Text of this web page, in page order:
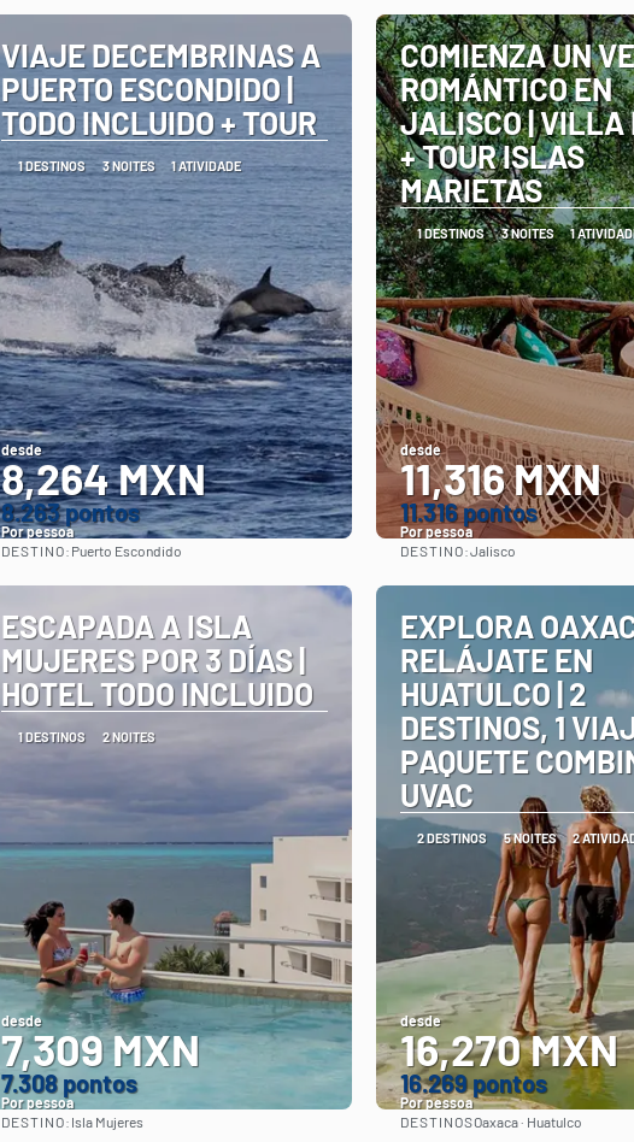
VIAJE DECEMBRINAS A
PUERTO ESCONDIDO |
TODO INCLUIDO + TOUR
1 DESTINOS 3 NOITES 1 ATIVIDADE
desde
8,264 MXN
8.263 pontos
Por pessoa
Vejo
DESTINO: Puerto Escondido
COMIENZA UN
ROMÁNTICO EN
JALISCO |
+ TOUR ISLAS
MARIETAS
1 DESTINOS 3 NOITES 1
desde
11,316 MXN
11.316 pontos
Por pessoa
DESTINO:Jalisco
ESCAPADA A ISLA
MUJERES POR 3 DÍAS |
HOTEL TODO INCLUIDO
1 DESTINOS 2 NOITES
desde
7,309 MXN
7.308 pontos
Por pessoa
DESTINO: Isla Mujeres
EXPLORA
RELÁJATE EN
HUATULCO | 2
DESTINOS, 1
PAQUETE
UVAC
2 DESTINOS 5 NOITES 2
desde
16,270 MXN
16.269 pontos
Por pessoa
Vejo
DESTINOSOaxaca · Huatulco